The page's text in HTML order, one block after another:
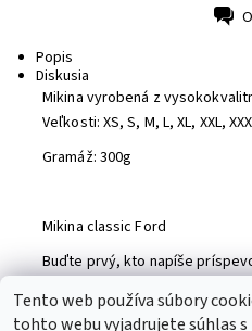
Popis
Diskusia
Mikina vyrobená z
Veľkosti: XS, S, M, L, XL, XXL,
Gramáž: 300g
Mikina classic Ford
Buďte prvý, kto napíše
Pridať komentár
Tento web používa súbory
tohto webu vyjadrujete súhlas